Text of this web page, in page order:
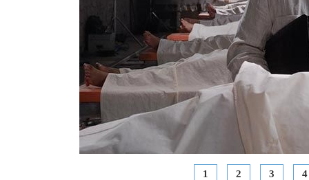
1 2 3 4